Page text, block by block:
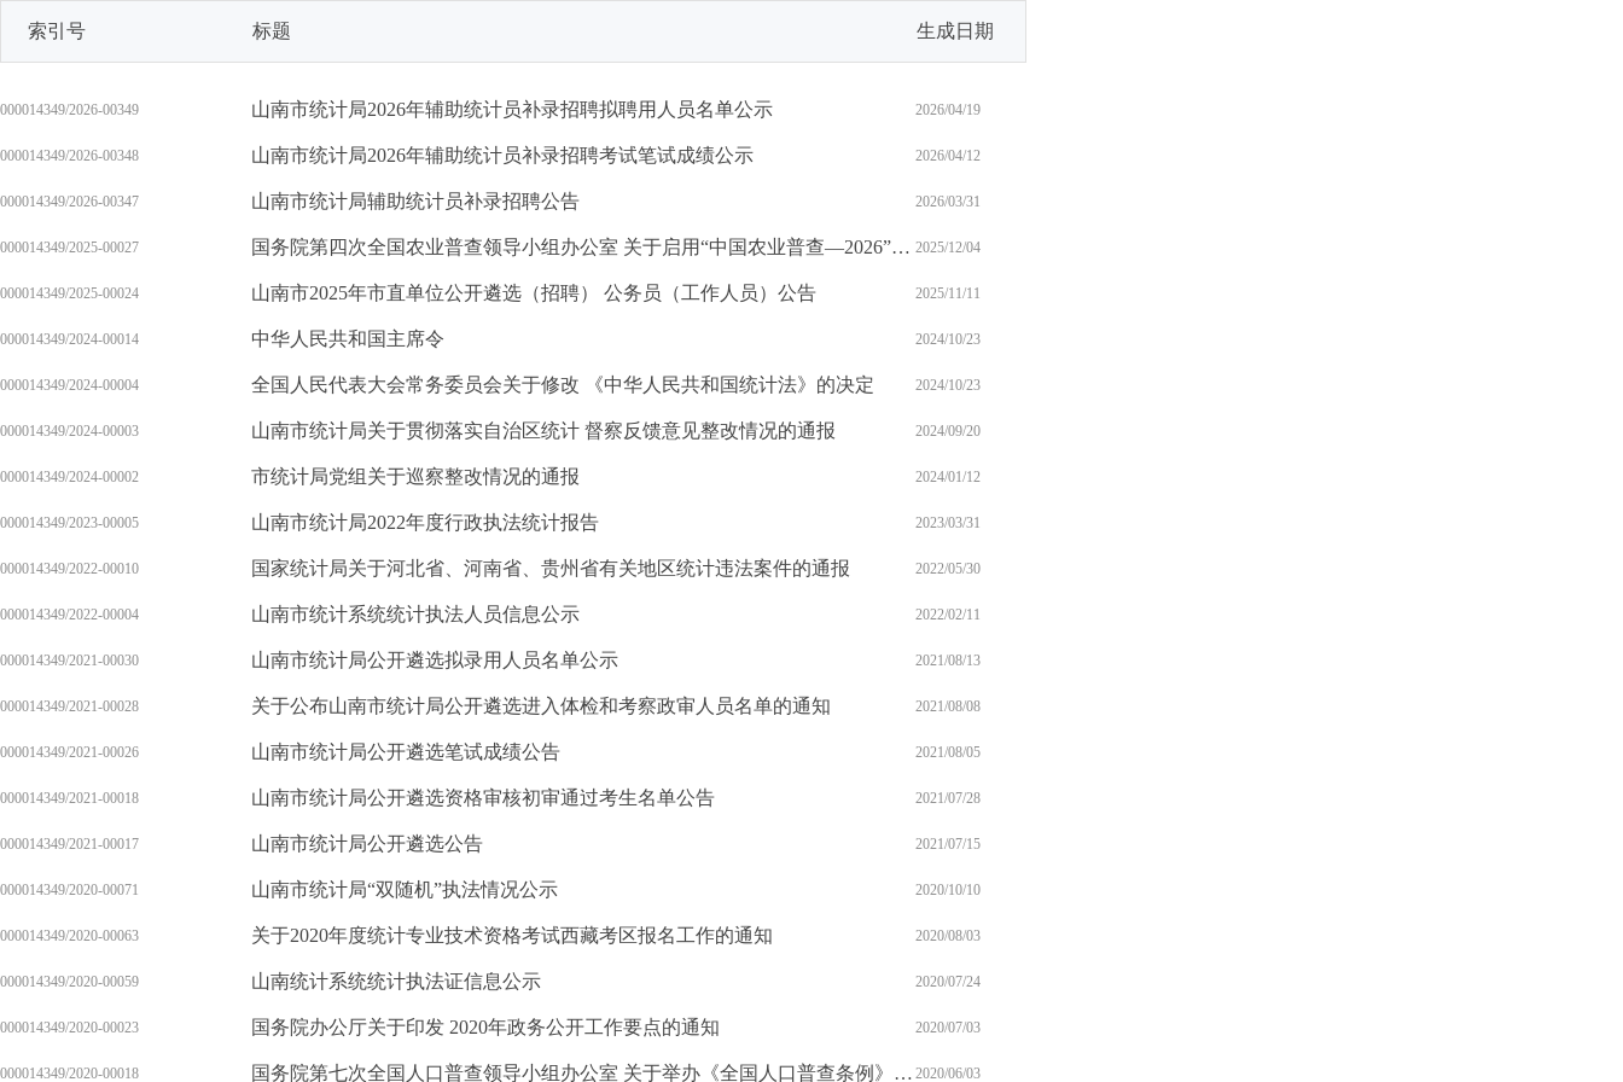
索引号 标题 生成日期
000014349/2026-00349 山南市统计局2026年辅助统计员补录招聘拟聘用人员名单公示 2026/04/19
000014349/2026-00348 山南市统计局2026年辅助统计员补录招聘考试笔试成绩公示 2026/04/12
000014349/2026-00347 山南市统计局辅助统计员补录招聘公告 2026/03/31
000014349/2025-00027 国务院第四次全国农业普查领导小组办公室 关于启用“中国农业普查—2026”标志的公告 2025/12/04
000014349/2025-00024 山南市2025年市直单位公开遴选（招聘） 公务员（工作人员）公告 2025/11/11
000014349/2024-00014 中华人民共和国主席令 2024/10/23
000014349/2024-00004 全国人民代表大会常务委员会关于修改 《中华人民共和国统计法》的决定 2024/10/23
000014349/2024-00003 山南市统计局关于贯彻落实自治区统计 督察反馈意见整改情况的通报 2024/09/20
000014349/2024-00002 市统计局党组关于巡察整改情况的通报 2024/01/12
000014349/2023-00005 山南市统计局2022年度行政执法统计报告 2023/03/31
000014349/2022-00010 国家统计局关于河北省、河南省、贵州省有关地区统计违法案件的通报 2022/05/30
000014349/2022-00004 山南市统计系统统计执法人员信息公示 2022/02/11
000014349/2021-00030 山南市统计局公开遴选拟录用人员名单公示 2021/08/13
000014349/2021-00028 关于公布山南市统计局公开遴选进入体检和考察政审人员名单的通知 2021/08/08
000014349/2021-00026 山南市统计局公开遴选笔试成绩公告 2021/08/05
000014349/2021-00018 山南市统计局公开遴选资格审核初审通过考生名单公告 2021/07/28
000014349/2021-00017 山南市统计局公开遴选公告 2021/07/15
000014349/2020-00071 山南市统计局“双随机”执法情况公示 2020/10/10
000014349/2020-00063 关于2020年度统计专业技术资格考试西藏考区报名工作的通知 2020/08/03
000014349/2020-00059 山南统计系统统计执法证信息公示 2020/07/24
000014349/2020-00023 国务院办公厅关于印发 2020年政务公开工作要点的通知 2020/07/03
000014349/2020-00018 国务院第七次全国人口普查领导小组办公室 关于举办《全国人口普查条例》 有关知识竞赛活动的通告 2020/06/03